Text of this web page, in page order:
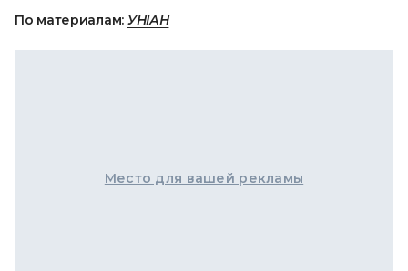
По материалам: УНІАН
Место для вашей рекламы